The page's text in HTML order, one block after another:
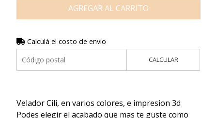
AGREGAR AL CARRITO
Calculá el costo de envío
CALCULAR
Velador Cili, en varios colores, e impresion 3d
Podes elegir el acabado que mas te guste como